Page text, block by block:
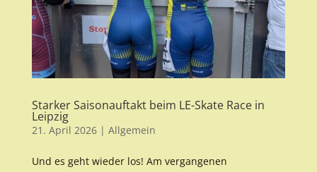
Starker Saisonauftakt beim LE-Skate Race in
Leipzig
21. April 2026| Allgemein
Und es geht wieder los! Am vergangenen